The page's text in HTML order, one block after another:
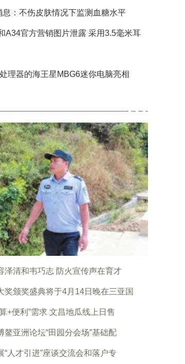
息：不伤皮肤情况下监测血糖水平
A34官方营销图片泄露 采用3.5毫米耳
理器的海王星MBG6迷你电脑亮相
泽清和韦巧志 防火宣传声在育才
奖颁奖盛典将于4月14日晚在三亚国
+便利”需求 文昌地瓜线上日售
鳌亚洲论坛“田园分会场”基础配
“人才引进”座谈交流会和落户专